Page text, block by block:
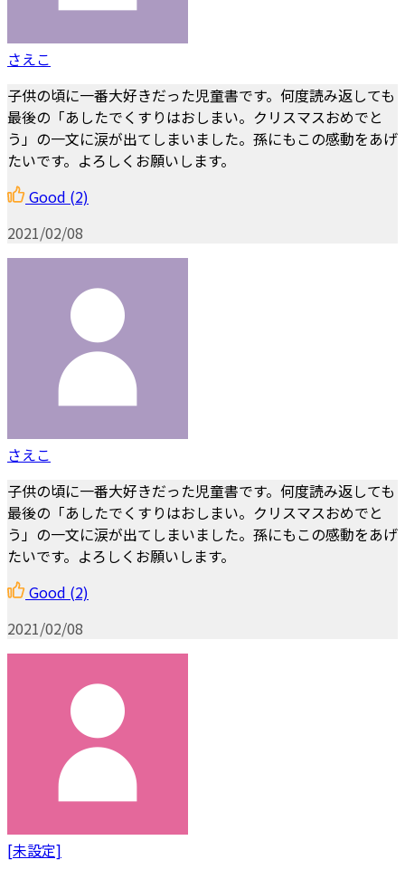
さえこ
子供の頃に一番大好きだった児童書です。何度読み返しても
最後の「あしたでくすりはおしまい。クリスマスおめでと
う」の一文に涙が出てしまいました。孫にもこの感動をあげ
たいです。よろしくお願いします。
Good (2)
2021/02/08
さえこ
子供の頃に一番大好きだった児童書です。何度読み返しても
最後の「あしたでくすりはおしまい。クリスマスおめでと
う」の一文に涙が出てしまいました。孫にもこの感動をあげ
たいです。よろしくお願いします。
Good (2)
2021/02/08
[未設定]